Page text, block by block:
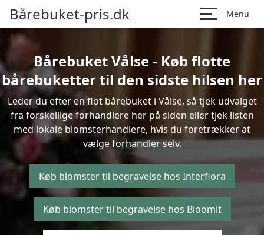
Bårebuket-pris.dk Menu
Bårebuket Vålse - Køb flotte
bårebuketter til den sidste hilsen her
Leder du efter en flot bårebuket i Vålse, så tjek udvalget
fra forskellige forhandlere her på siden eller tjek listen
med lokale blomsterhandlere, hvis du foretrækker at
vælge forhandler selv.
Køb blomster til begravelse hos Interflora
Køb blomster til begravelse hos Bloomit